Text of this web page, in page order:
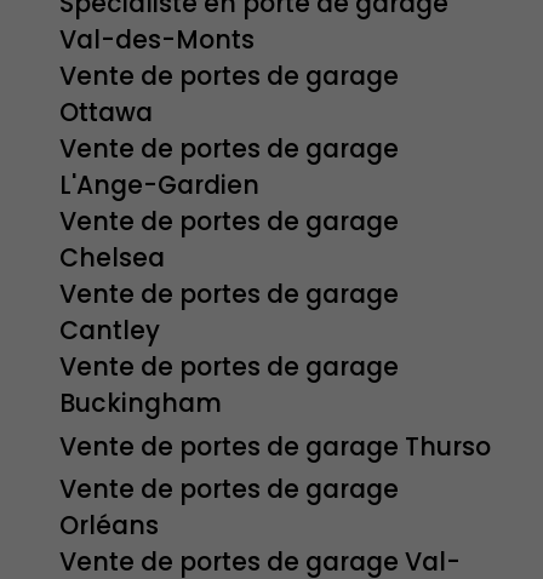
Val-des-Monts
Vente de portes de garage
Ottawa
Vente de portes de garage
L'Ange-Gardien
Vente de portes de garage
Chelsea
Vente de portes de garage
Cantley
Vente de portes de garage
Buckingham
Vente de portes de garage Thurso
Vente de portes de garage
Orléans
Vente de portes de garage Val-